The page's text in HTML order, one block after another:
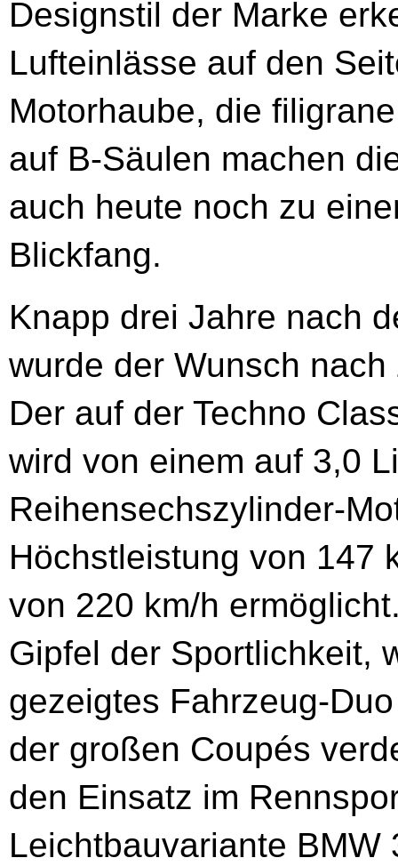
Designstil der Marke
Lufteinlässe auf den
Motorhaube, die
auf B-Säulen machen
auch heute noch zu
Blickfang.
Knapp drei Jahre nach
wurde der Wunsch
Der auf der Techno
wird von einem auf 3,0
Reihensechszylinder-
Höchstleistung von 147
von 220 km/h
Gipfel der Sportlichkeit,
gezeigtes Fahrzeug-
der großen Coupés
den Einsatz im
Leichtbauvariante BMW